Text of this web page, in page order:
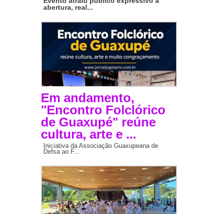
abertura, real...
Em andamento,
"Encontro Folclórico
de Guaxupé" reúne
cultura, arte e ...
Iniciativa da Associação Guaxupeana de
Defsa ao F...